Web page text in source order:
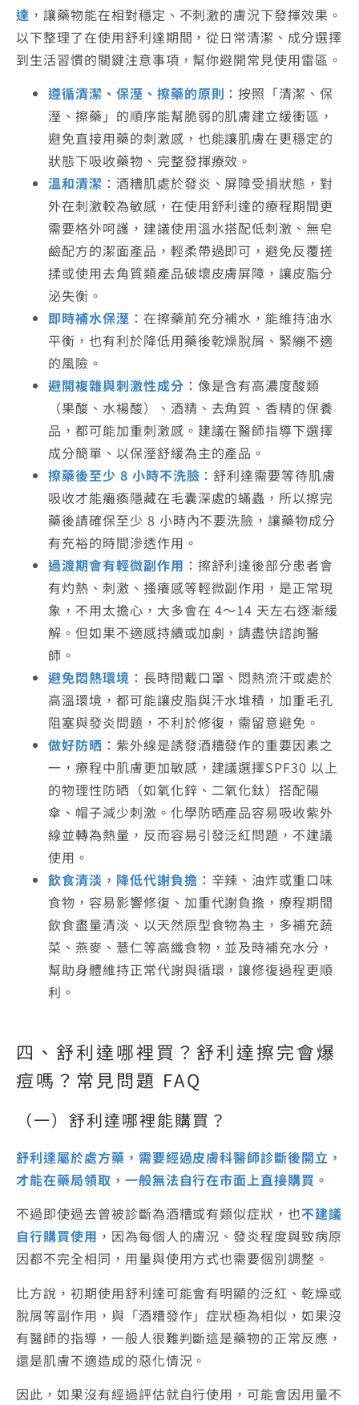
達 ，讓藥物能在相對穩定、不刺激的膚況下發揮效果。
以下整理了在使用舒利達期間，從日常清潔、成分選擇
到生活習慣的關鍵注意事項，幫你避開常見使用雷區。
遵循清潔、保溼、擦藥的原則 ：按照「清潔、保
溼、擦藥」的順序能幫脆弱的肌膚建立緩衝區，
避免直接用藥的刺激感，也能讓肌膚在更穩定的
狀態下吸收藥物、完整發揮療效。
溫和清潔 ：酒糟肌處於發炎、屏障受損狀態，對
外在刺激較為敏感，在使用舒利達的療程期間更
需要格外呵護，建議使用溫水搭配低刺激、無皂
鹼配方的潔面產品，輕柔帶過即可，避免反覆搓
揉或使用去角質類產品破壞皮膚屏障，讓皮脂分
泌失衡。
即時補水保溼 ：在擦藥前充分補水，能維持油水
平衡，也有利於降低用藥後乾燥脫屑、緊繃不適
的風險。
避開複雜與刺激性成分 ：像是含有高濃度酸類
（果酸、水楊酸）、酒精、去角質、香精的保養
品，都可能加重刺激感。建議在醫師指導下選擇
成分簡單、以保溼舒緩為主的產品。
擦藥後至少 8 小時不洗臉 ：舒利達需要等待肌膚
吸收才能癱瘓隱藏在毛囊深處的蟎蟲，所以擦完
藥後請確保至少 8 小時內不要洗臉，讓藥物成分
有充裕的時間滲透作用。
過渡期會有輕微副作用 ：擦舒利達後部分患者會
有灼熱、刺激、搔癢感等輕微副作用，是正常現
象，不用太擔心，大多會在 4～14 天左右逐漸緩
解。但如果不適感持續或加劇，請盡快諮詢醫
師。
避免悶熱環境 ：長時間戴口罩、悶熱流汗或處於
高溫環境，都可能讓皮脂與汗水堆積，加重毛孔
阻塞與發炎問題，不利於修復，需留意避免。
做好防晒 ：紫外線是誘發酒糟發作的重要因素之
一，療程中肌膚更加敏感，建議選擇SPF30 以上
的物理性防晒（如氧化鋅、二氧化鈦）搭配陽
傘、帽子減少刺激。化學防晒產品容易吸收紫外
線並轉為熱量，反而容易引發泛紅問題，不建議
使用。
飲食清淡，降低代謝負擔 ：辛辣、油炸或重口味
食物，容易影響修復、加重代謝負擔，療程期間
飲食盡量清淡、以天然原型食物為主，多補充蔬
菜、燕麥、薏仁等高纖食物，並及時補充水分，
幫助身體維持正常代謝與循環，讓修復過程更順
利。
四、 舒利達哪裡買 ？舒利達擦完會爆
痘嗎？常見問題 FAQ
（一）舒利達哪裡能購買？
舒利達屬於處方藥，需要經過皮膚科醫師診斷後開立，
才能在藥局領取，一般無法自行在市面上直接購買。
不過即使過去曾被診斷為酒糟或有類似症狀，也不建議
自行購買使用 ，因為每個人的膚況、發炎程度與致病原
因都不完全相同，用量與使用方式也需要個別調整。
比方說，初期使用舒利達可能會有明顯的泛紅、乾燥或
脫屑等副作用，與「酒糟發作」症狀極為相似，如果沒
有醫師的指導，一般人很難判斷這是藥物的正常反應，
還是肌膚不適造成的惡化情況。
因此，如果沒有經過評估就自行使用，可能會因用量不